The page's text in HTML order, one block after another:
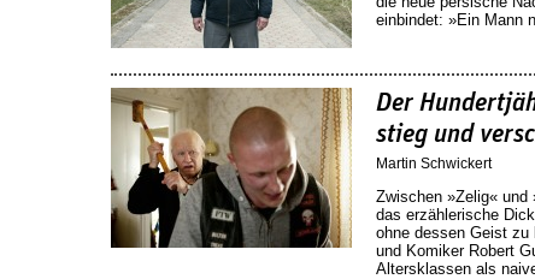
einbindet: »Ein Mann
Der
stieg und
Martin Schwickert
Zwischen »Zelig« und
das erzählerische
ohne dessen Geist zu
und Komiker Robert
Altersklassen als